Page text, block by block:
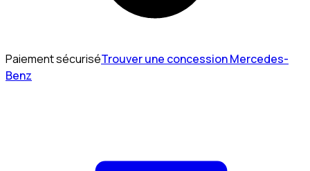
Paiement sécuriséTrouver une concession Mercedes-
Benz